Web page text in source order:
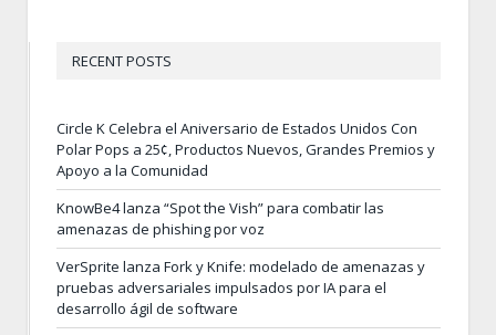
RECENT POSTS
Circle K Celebra el Aniversario de Estados Unidos Con
Polar Pops a 25¢, Productos Nuevos, Grandes Premios y
Apoyo a la Comunidad
KnowBe4 lanza “Spot the Vish” para combatir las
amenazas de phishing por voz
VerSprite lanza Fork y Knife: modelado de amenazas y
pruebas adversariales impulsados por IA para el
desarrollo ágil de software